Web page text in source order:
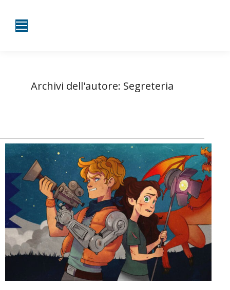
Archivi dell'autore: Segreteria